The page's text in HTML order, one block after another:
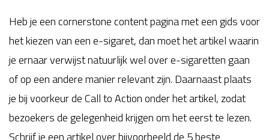
Heb je een cornerstone content pagina met een gids voor
het kiezen van een e-sigaret, dan moet het artikel waarin
je ernaar verwijst natuurlijk wel over e-sigaretten gaan
of op een andere manier relevant zijn. Daarnaast plaats
je bij voorkeur de Call to Action onder het artikel, zodat
bezoekers de gelegenheid krijgen om het eerst te lezen.
Schrijf je een artikel over bijvoorbeeld de 5 beste